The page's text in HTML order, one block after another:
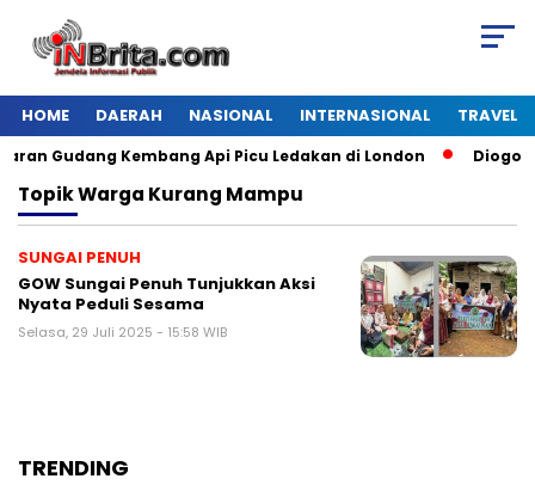
HOME DAERAH NASIONAL INTERNASIONAL TRAVEL
Gudang Kembang Api Picu Ledakan di London Diogo
TopikWarga Kurang Mampu
SUNGAI PENUH
GOW Sungai Penuh Tunjukkan Aksi
Nyata Peduli Sesama
Selasa, 29 Juli 2025 - 15:58 WIB
TRENDING